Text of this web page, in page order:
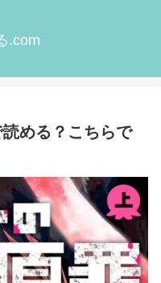
.com
める？こちらで